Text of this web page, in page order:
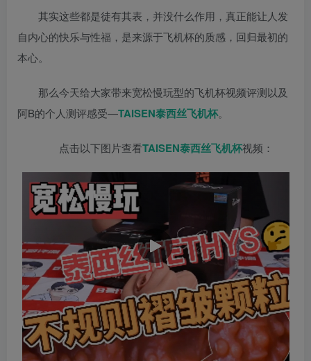
其实这些都是徒有其表，并没什么作用，真正能让人发
自内心的快乐与性福，是来源于飞机杯的质感，回归最初的
本心。
那么今天给大家带来宽松慢玩型的飞机杯视频评测以及
阿B的个人测评感受—TAISEN泰西丝飞机杯。
点击以下图片查看TAISEN泰西丝飞机杯视频：